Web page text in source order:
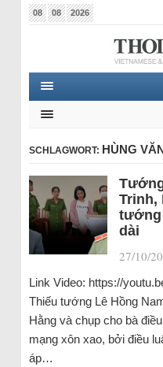
08 08 2026
SCHLAGWORT: HÙNG
Trinh,
tướng
dài
27/10/
Link Video: https://
Thiếu tướng Lê Hồng
Hằng và chụp cho bà
mạng xôn xao, bởi điều
áp…